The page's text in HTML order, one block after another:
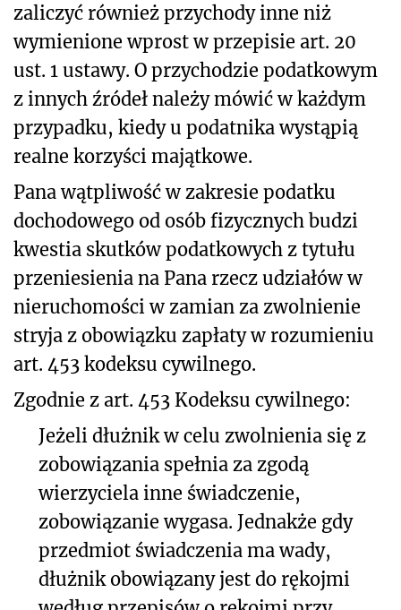
zaliczyć również przychody inne niż
wymienione wprost w przepisie art. 20
ust. 1 ustawy. O przychodzie podatkowym
z innych źródeł należy mówić w każdym
przypadku, kiedy u podatnika wystąpią
realne korzyści majątkowe.
Pana wątpliwość w zakresie podatku
dochodowego od osób fizycznych budzi
kwestia skutków podatkowych z tytułu
przeniesienia na Pana rzecz udziałów w
nieruchomości w zamian za zwolnienie
stryja z obowiązku zapłaty w rozumieniu
art. 453 kodeksu cywilnego.
Zgodnie z art. 453 Kodeksu cywilnego:
Jeżeli dłużnik w celu zwolnienia się z
zobowiązania spełnia za zgodą
wierzyciela inne świadczenie,
zobowiązanie wygasa. Jednakże gdy
przedmiot świadczenia ma wady,
dłużnik obowiązany jest do rękojmi